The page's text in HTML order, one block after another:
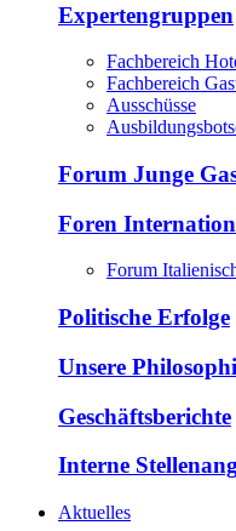
Expertengruppen
Fachbereich
Fachbereich
Ausschüsse
Forum Junge
Foren
Forum
Politische Erfolge
Unsere
Geschäftsberichte
Interne
Aktuelles